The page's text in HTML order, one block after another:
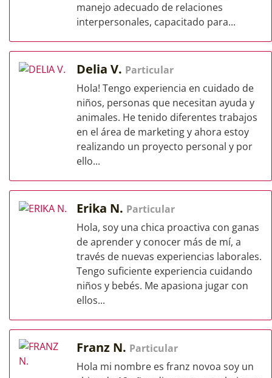
manejo adecuado de relaciones
interpersonales, capacitado para...
Delia V. Particular
Hola! Tengo experiencia en cuidado de
niños, personas que necesitan ayuda y
animales. He tenido diferentes trabajos
en el área de marketing y ahora estoy
realizando un proyecto personal y por
ello...
Erika N. Particular
Hola, soy una chica proactiva con ganas
de aprender y conocer más de mí, a
través de nuevas experiencias laborales.
Tengo suficiente experiencia cuidando
niños y bebés. Me apasiona jugar con
ellos...
Franz N. Particular
Hola mi nombre es franz novoa soy un